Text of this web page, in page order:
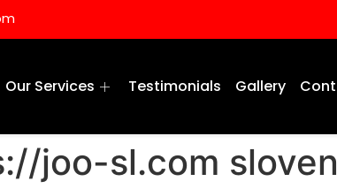
Our Services Testimonials Gallery
joo-sl.com